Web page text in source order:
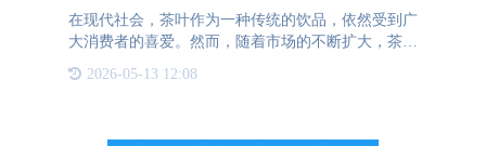
在现代社会，茶叶作为一种传统的饮品，依然受到广
大消费者的喜爱。然而，随着市场的不断扩大，茶叶
的品质问题也日益凸显。消费者在购买茶叶时，常常
会面临一个难题：如何确保自己买到的是高品质的茶
2026-05-13 12:08